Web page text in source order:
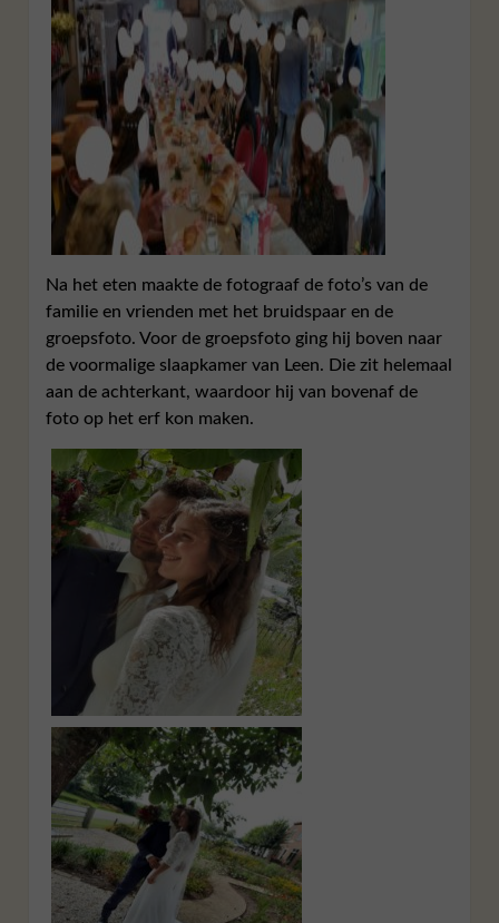
Na het eten maakte de fotograaf de foto’s van de
familie en vrienden met het bruidspaar en de
groepsfoto. Voor de groepsfoto ging hij boven naar
de voormalige slaapkamer van Leen. Die zit helemaal
aan de achterkant, waardoor hij van bovenaf de
foto op het erf kon maken.